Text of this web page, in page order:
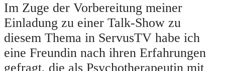
Im Zuge der Vorbereitung meiner
Einladung zu einer Talk-Show zu
diesem Thema in ServusTV habe ich
eine Freundin nach ihren Erfahrungen
gefragt, die als Psychotherapeutin mit